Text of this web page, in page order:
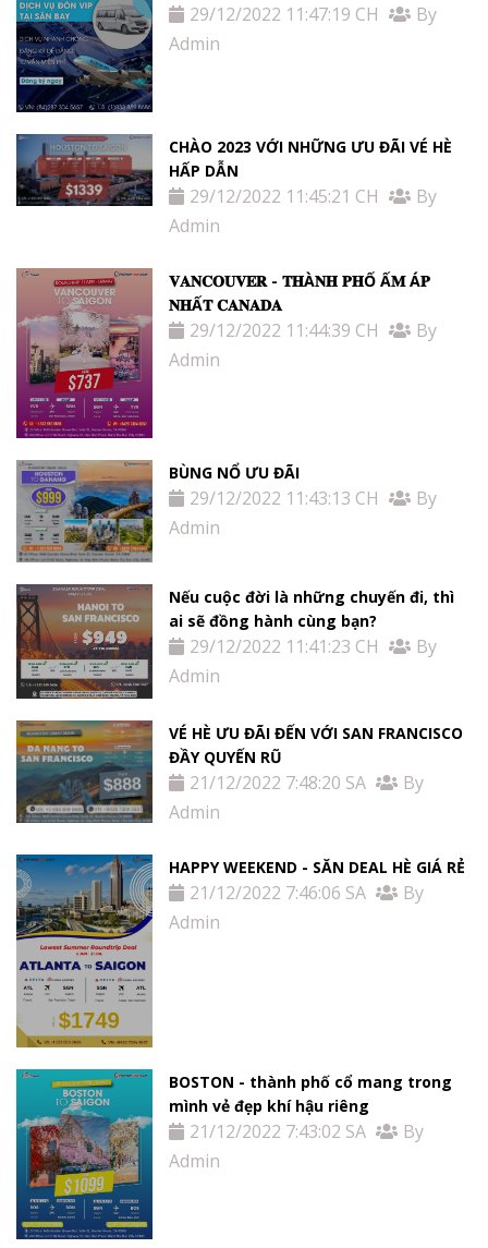
29/12/2022 11:47:19 CH
By
Admin
CHÀO 2023 VỚI NHỮNG ƯU ĐÃI VÉ HÈ
HẤP DẪN
29/12/2022 11:45:21 CH
By
Admin
𝐕𝐀𝐍𝐂𝐎𝐔𝐕𝐄𝐑 - 𝐓𝐇À𝐍𝐇 𝐏𝐇Ố Ấ𝐌 Á𝐏
𝐍𝐇Ấ𝐓 𝐂𝐀𝐍𝐀𝐃𝐀
29/12/2022 11:44:39 CH
By
Admin
BÙNG NỔ ƯU ĐÃI
29/12/2022 11:43:13 CH
By
Admin
Nếu cuộc đời là những chuyến đi, thì
ai sẽ đồng hành cùng bạn?
29/12/2022 11:41:23 CH
By
Admin
VÉ HÈ ƯU ĐÃI ĐẾN VỚI SAN FRANCISCO
ĐẦY QUYẾN RŨ
21/12/2022 7:48:20 SA
By
Admin
HAPPY WEEKEND - SĂN DEAL HÈ GIÁ RẺ
21/12/2022 7:46:06 SA
By
Admin
BOSTON - thành phố cổ mang trong
mình vẻ đẹp khí hậu riêng
21/12/2022 7:43:02 SA
By
Admin